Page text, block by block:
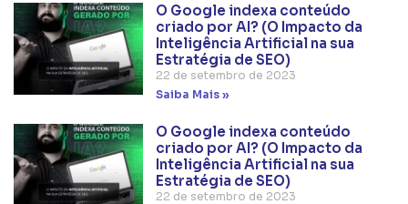
O Google indexa conteúdo
criado por AI? (O Impacto da
Inteligência Artificial na sua
Estratégia de SEO)
22 de setembro de 2023
Saiba Mais »
O Google indexa conteúdo
criado por AI? (O Impacto da
Inteligência Artificial na sua
Estratégia de SEO)
22 de setembro de 2023